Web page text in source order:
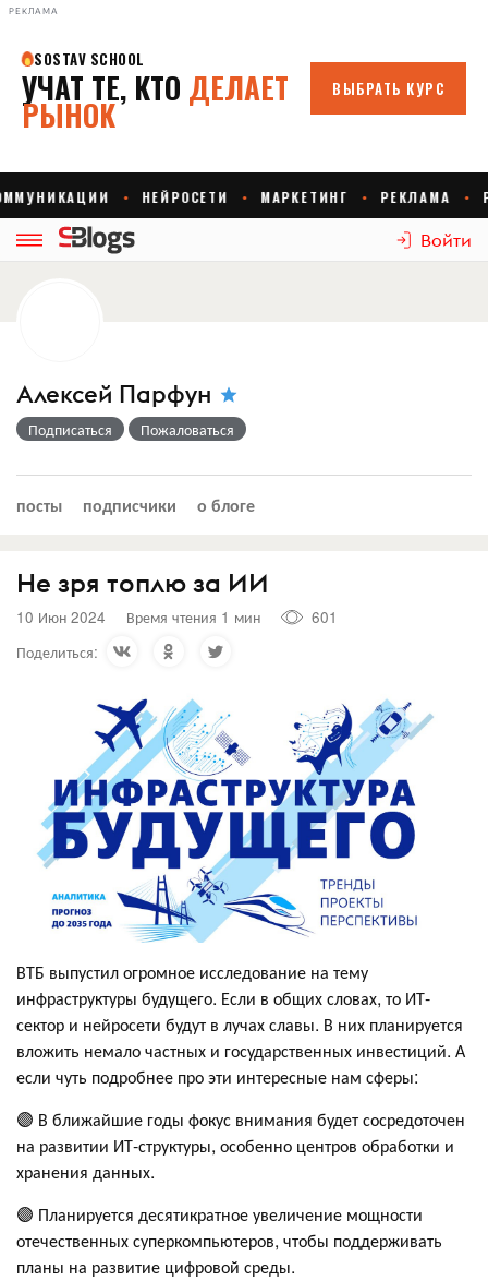
РЕКЛАМА
Войти
Алексей Парфун
Подписаться Пожаловаться
посты подписчики о блоге
Не зря топлю за ИИ
10 Июн 2024 Время чтения 1 мин
601
Поделиться:
ВТБ выпустил огромное исследование на тему
инфраструктуры будущего. Если в общих словах, то ИТ-
сектор и нейросети будут в лучах славы. В них планируется
вложить немало частных и государственных инвестиций. А
если чуть подробнее про эти интересные нам сферы:
🟣 В ближайшие годы фокус внимания будет сосредоточен
на развитии ИТ-структуры, особенно центров обработки и
хранения данных.
🟣 Планируется десятикратное увеличение мощности
отечественных суперкомпьютеров, чтобы поддерживать
планы на развитие цифровой среды.